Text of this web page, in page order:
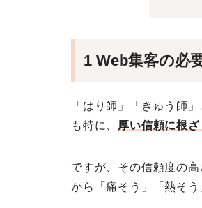
1 Web集客の必
「はり師」「きゅう師
も特に、 厚い信頼に根
ですが、その信頼度の
から
「痛そう」「熱そう